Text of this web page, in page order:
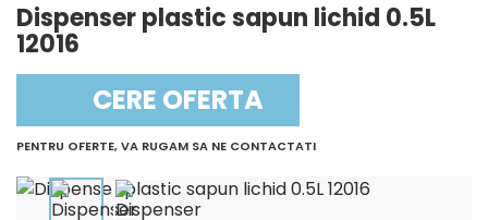
Dispenser plastic sapun lichid 0.5L
12016
CERE OFERTA
PENTRU OFERTE, VA RUGAM SA NE CONTACTATI